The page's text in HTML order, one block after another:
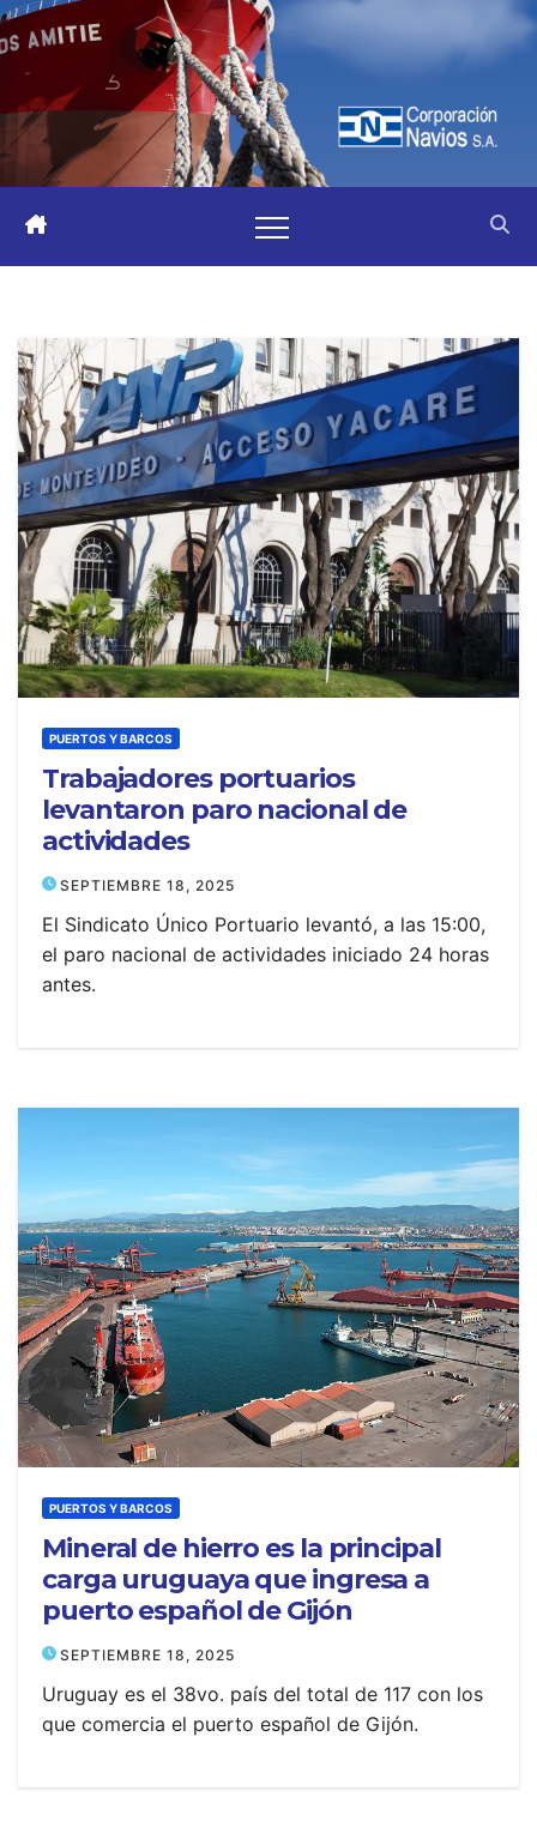
PUERTOS Y BARCOS
Trabajadores portuarios
levantaron paro nacional de
actividades
SEPTIEMBRE 18, 2025
El Sindicato Único Portuario levantó, a las 15:00,
el paro nacional de actividades iniciado 24 horas
antes.
PUERTOS Y BARCOS
Mineral de hierro es la principal
carga uruguaya que ingresa a
puerto español de Gijón
SEPTIEMBRE 18, 2025
Uruguay es el 38vo. país del total de 117 con los
que comercia el puerto español de Gijón.